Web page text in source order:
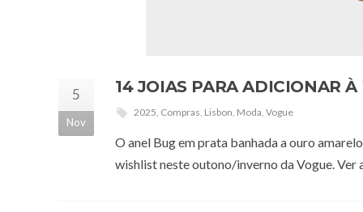
5
Nov
14 JOIAS PARA ADICIONAR
2025 Compras Lisbon Moda Vogue
O anel Bug em prata banhada a ouro
wishlist neste outono/inverno da Vogue.